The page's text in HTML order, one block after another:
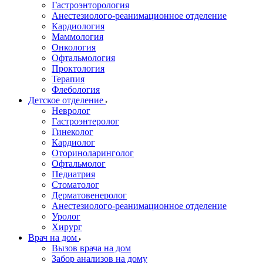
Гастроэнторология
Анестезиолого-реанимационное отделение
Кардиология
Маммология
Онкология
Офтальмология
Проктология
Терапия
Флебология
Детское отделение
Невролог
Гастроэнтеролог
Гинеколог
Кардиолог
Оториноларинголог
Офтальмолог
Педиатрия
Стоматолог
Дерматовенеролог
Анестезиолого-реанимационное отделение
Уролог
Хирург
Врач на дом
Вызов врача на дом
Забор анализов на дому